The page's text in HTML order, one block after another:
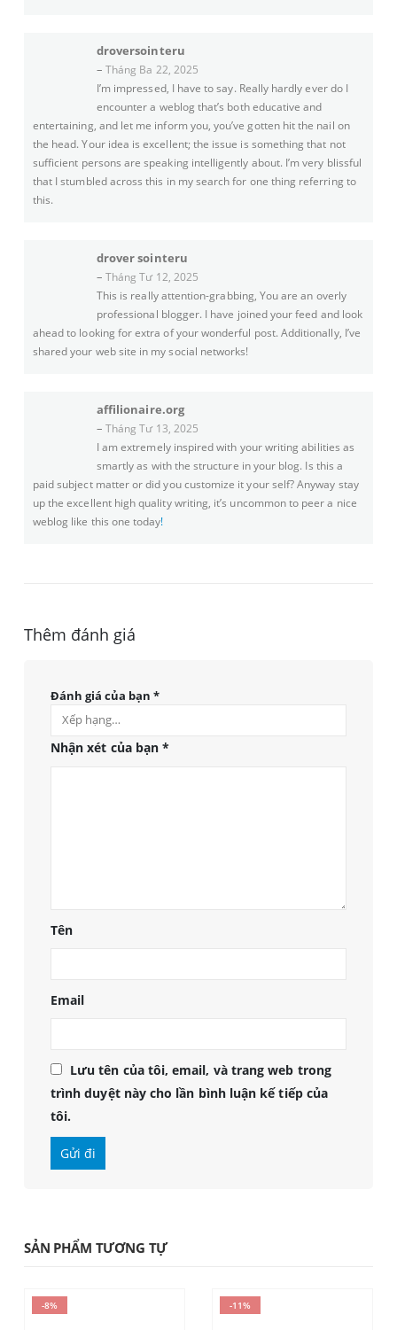
droversointeru
– Tháng Ba 22, 2025
I’m impressed, I have to say. Really hardly ever do I
encounter a weblog that’s both educative and
entertaining, and let me inform you, you’ve gotten hit the nail on
the head. Your idea is excellent; the issue is something that not
sufficient persons are speaking intelligently about. I’m very blissful
that I stumbled across this in my search for one thing referring to
this.
drover sointeru
– Tháng Tư 12, 2025
This is really attention-grabbing, You are an overly
professional blogger. I have joined your feed and look
ahead to looking for extra of your wonderful post. Additionally, I’ve
shared your web site in my social networks!
affilionaire.org
– Tháng Tư 13, 2025
I am extremely inspired with your writing abilities as
smartly as with the structure in your blog. Is this a
paid subject matter or did you customize it your self? Anyway stay
up the excellent high quality writing, it’s uncommon to peer a nice
weblog like this one today!
Thêm đánh giá
Đánh giá của bạn *
Nhận xét của bạn*
Tên
Email
Lưu tên của tôi, email, và trang web trong
trình duyệt này cho lần bình luận kế tiếp của
tôi.
SẢN PHẨM TƯƠNG TỰ
-8% -11%